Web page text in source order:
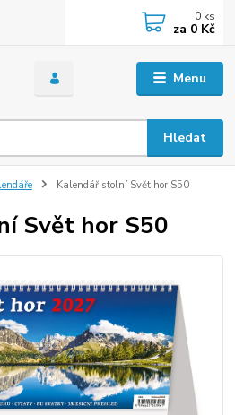
Menu
Hledat
0 ks
za 0 Kč
Kalendář stolní Svět hor S50
Svět hor S50